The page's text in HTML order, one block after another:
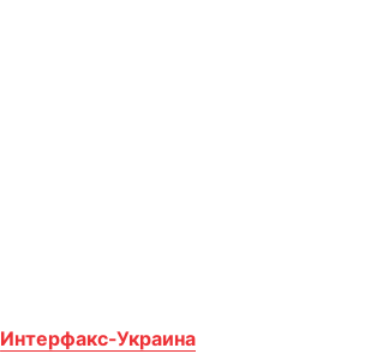
Интерфакс-Украина